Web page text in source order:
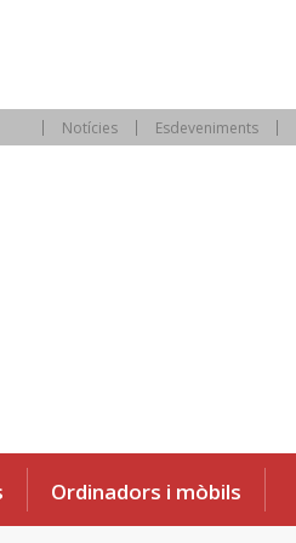
Notícies Esdeveniments
Ordinadors i mòbils